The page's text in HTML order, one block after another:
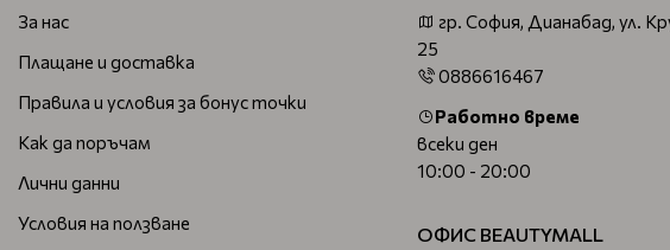
За нас
Плащане и доставка
Правила и условия за бонус точки
Как да поръчам
Лични данни
Условия на ползване
гр. София, Дианабад, ул.
25
0886616467
Работно време
всеки ден
10:00 - 20:00
ОФИС BEAUTYMALL